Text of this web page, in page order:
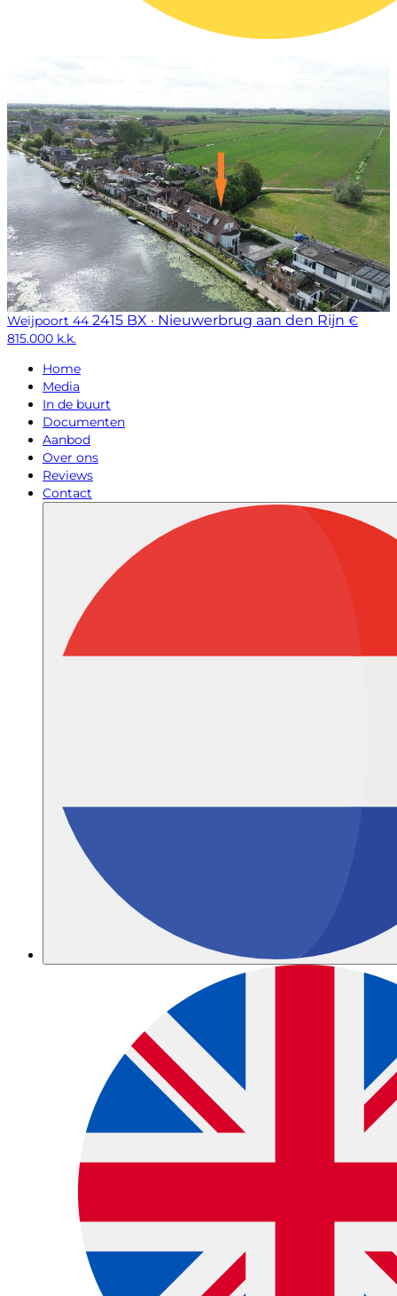
Weijpoort 44 2415 BX · Nieuwerbrug aan den Rijn €
815.000 k.k.
Home
Media
In de buurt
Documenten
Aanbod
Over ons
Reviews
Contact